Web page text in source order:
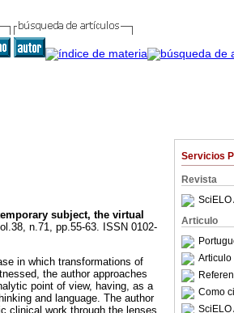
Servicios
Revista
SciELO
Articulo
Articulo
Como
SciELO
subject, the virtual
n.71, pp.55-63. ISSN 0102-
in which transformations of
the author approaches
point of view, having, as a
and language. The author
clinical work through the lenses